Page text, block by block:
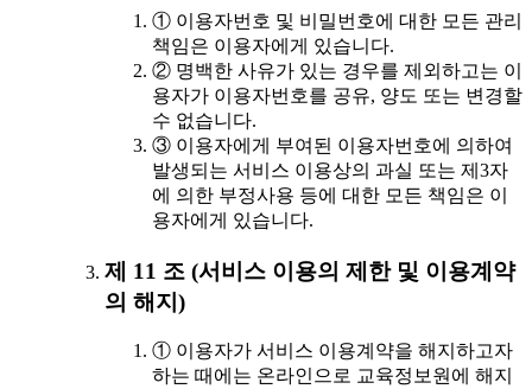
① 이용자번호 및 비밀번호에 대한 모든 관리
책임은 이용자에게 있습니다.
② 명백한 사유가 있는 경우를 제외하고는 이
용자가 이용자번호를 공유, 양도 또는 변경할
수 없습니다.
③ 이용자에게 부여된 이용자번호에 의하여
발생되는 서비스 이용상의 과실 또는 제3자
에 의한 부정사용 등에 대한 모든 책임은 이
용자에게 있습니다.
제 11 조 (서비스 이용의 제한 및 이용계약
의 해지)
① 이용자가 서비스 이용계약을 해지하고자
하는 때에는 온라인으로 교육정보원에 해지